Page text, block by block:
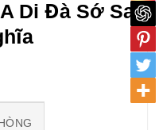
Di Đà Sớ Sao